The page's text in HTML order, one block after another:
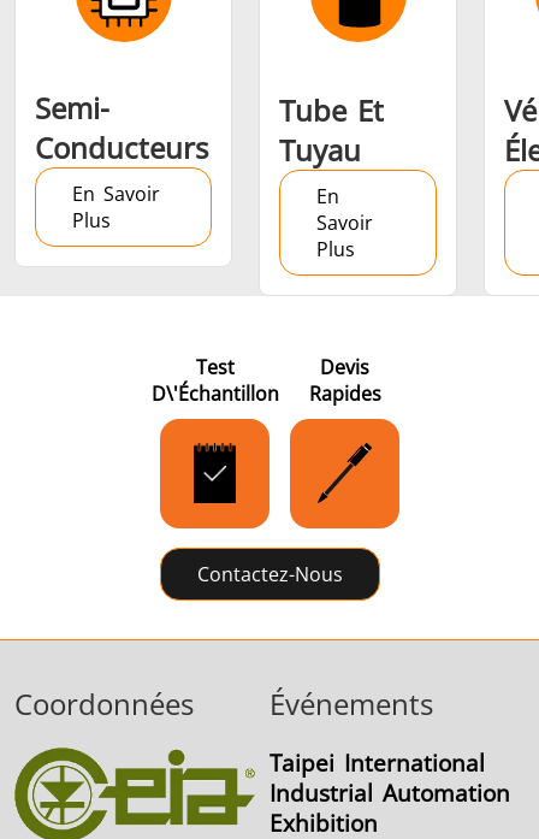
Semi-
Conducteurs
En Savoir
Plus
Tube Et
Tuyau
En
Savoir
Plus
Test
D\'échantillon
Devis
Rapides
Contactez-Nous
Coordonnées Événements
Taipei International
Industrial Automation
Exhibition